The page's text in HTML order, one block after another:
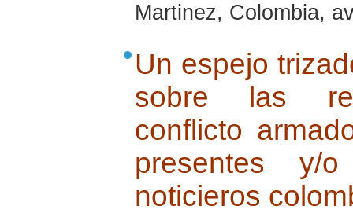
Martinez, Colombia,
Un espejo
sobre las
conflicto
presentes y/
noticieros